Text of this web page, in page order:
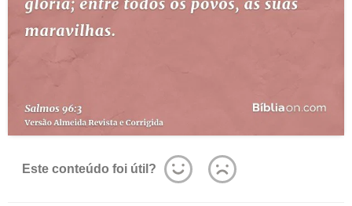
Este conteúdo foi útil?